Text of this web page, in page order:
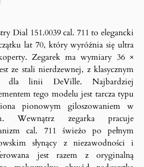
Dial 151.0039 cal. 711 to elegancki
lat 70, który wyróżnia się ultra
Zegarek ma wymiary 36 ×
ze stali nierdzewnej, z klasycznym
dla linii DeVille. Najbardziej
tego modelu jest tarcza typu
pionowym giloszowaniem w
Wewnątrz zegarka pracuje
cal. 711 świeżo po pełnym
słynący z niezawodności i
jest razem z oryginalną